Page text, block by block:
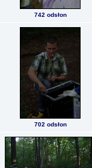
742 odsłon
702 odsłon